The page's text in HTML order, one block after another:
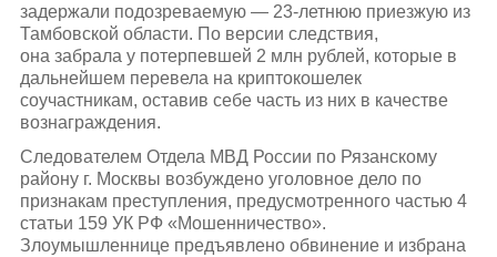
задержали подозреваемую — 23-летнюю приезжую из
Тамбовской области. По версии следствия,
она забрала у потерпевшей 2 млн рублей, которые в
дальнейшем перевела на криптокошелек
соучастникам, оставив себе часть из них в качестве
вознаграждения.
Следователем Отдела МВД России по Рязанскому
району г. Москвы возбуждено уголовное дело по
признакам преступления, предусмотренного частью 4
статьи 159 УК РФ «Мошенничество».
Злоумышленнице предъявлено обвинение и избрана